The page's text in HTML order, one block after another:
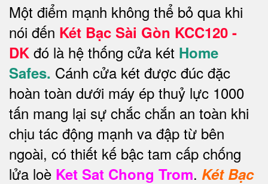
Một điểm mạnh không thể bỏ qua khi
nói đến Két Bạc Sài Gòn KCC120 -
DK đó là hệ thống cửa két Home
Safes. Cánh cửa két được đúc đặc
hoàn toàn dưới máy ép thuỷ lực 1000
tấn mang lại sự chắc chắn an toàn khi
chịu tác động mạnh va đập từ bên
ngoài, có thiết kế bậc tam cấp chống
lửa loè Ket Sat Chong Trom. Két Bạc